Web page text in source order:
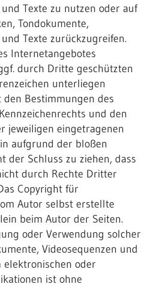
Texte zu nutzen oder auf
Tondokumente,
Texte zurückzugreifen.
Internetangebotes
durch Dritte geschützten
unterliegen
Bestimmungen des
und den
jeweiligen eingetragenen
aufgrund der bloßen
der Schluss zu ziehen, dass
durch Rechte Dritter
Copyright für
Autor selbst erstellte
beim Autor der Seiten.
oder Verwendung solcher
Videosequenzen und
elektronischen oder
ist ohne